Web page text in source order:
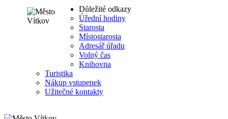
Důležité odkazy
Úřední hodiny
Starosta
Místostarosta
Adresář úřadu
Volný čas
Knihovna
Turistika
Nákup vstupenek
Užitečné kontakty